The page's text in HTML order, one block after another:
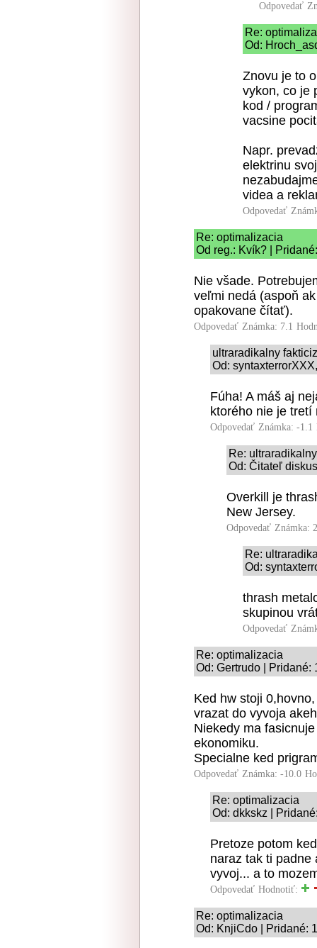
Odpovedať
Re:
Od:
Znovu je to
vykon, co je
kod /
vacsine
Napr.
elektrinu
videa a
Odpovedať
Re: optimalizacia
Od reg.: Kvík? |
Nie všade.
veľmi nedá (aspoň
opakovane čítať).
Odpovedať Známka: 7.1
ultraradikalny
Od:
Fúha! A máš aj
ktorého nie je
Odpovedať Známka: -1.1
Re:
Od: Čitateľ
Overkill je
New Jersey.
Odpovedať Známka:
Re:
Od:
thrash
skupinou
Odpovedať
Re: optimalizacia
Od: Gertrudo | Pridané:
Ked hw stoji
vrazat do vyvoja
Niekedy ma
ekonomiku.
Specialne ked
Odpovedať Známka: -10.0
Re: optimalizacia
Od: dkkskz |
Pretoze potom
naraz tak ti padne
vyvoj... a to
Odpovedať Hodnotiť:
Re: optimalizacia
Od: KnjiCdo | Pridané: